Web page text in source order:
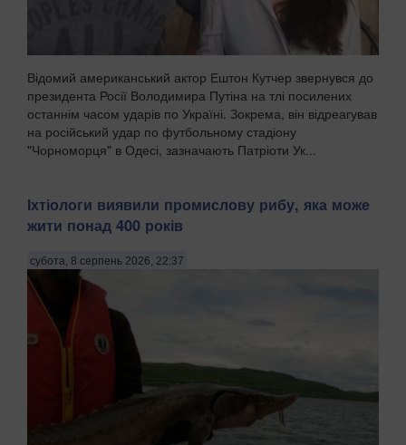
Відомий американський актор Ештон Кутчер звернувся до
президента Росії Володимира Путіна на тлі посилених
останнім часом ударів по Україні. Зокрема, він відреагував
на російський удар по футбольному стадіону
"Чорноморця" в Одесі, зазначають Патріоти Ук...
Іхтіологи виявили промислову рибу, яка може
жити понад 400 років
субота, 8 серпень 2026, 22:37